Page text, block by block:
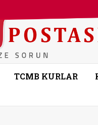
TCMB KURLAR